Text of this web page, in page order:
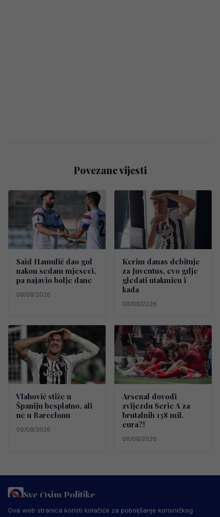
Povezane vijesti
Said Hamulić dao gol
nakon sedam mjeseci,
pa najavio bolje dane
08/08/2026
Kerim danas debituje
za Juventus, evo gdje
gledati utakmicu i
kada
08/08/2026
Vlahović stiže u
Španiju besplatno, ali
ne u Barcelonu
08/08/2026
Arsenal dovodi
zvijezdu Serie A za
brutalnih 138 mil.
eura?!
08/08/2026
Sve Osim Politike
PRAVILA PRIVATNOSTI MARKETING
USLOVI KORIŠTENJA
Ova web stranica koristi kolačiće za poboljšanje korisničkog